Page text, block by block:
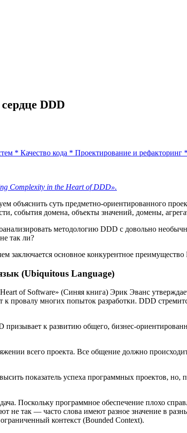
DDD
* Качество кода * Проектирование и рефакторинг *
Complexity in the Heart of DDD».
объяснить суть предметно-ориентированного
события домена, объекты значений, домены,
методологию DDD с довольно
так ли?
заключается основное конкурентное
(Ubiquitous Language)
of Software» (Синяя книга) Эрик Эванс
провалу многих попыток разработки. DDD
к развитию общего, бизнес-
всего проекта. Все общение должно
показатель успеха программных проектов,
Поскольку программное обеспечение плохо
не так — часто слова имеют разное значение в
контекст (Bounded Context).